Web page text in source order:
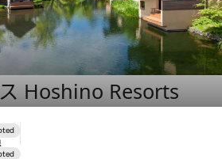
Hoshino Resorts